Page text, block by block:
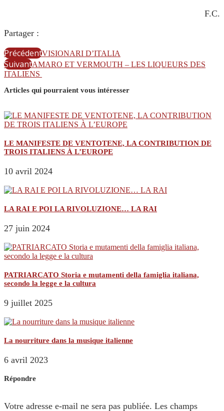
F.C.
Partager :
PrécédentVISIONARI D’ITALIA
SuivantAMARO ET VERMOUTH – LES LIQUEURS DES
ITALIENS
Articles qui pourraient vous intéresser
LE MANIFESTE DE VENTOTENE, LA CONTRIBUTION DE
TROIS ITALIENS À L’EUROPE
10 avril 2024
LA RAI E POI LA RIVOLUZIONE… LA RAI
27 juin 2024
PATRIARCATO Storia e mutamenti della famiglia italiana,
secondo la legge e la cultura
9 juillet 2025
La nourriture dans la musique italienne
6 avril 2023
Répondre
Votre adresse e-mail ne sera pas publiée. Les champs